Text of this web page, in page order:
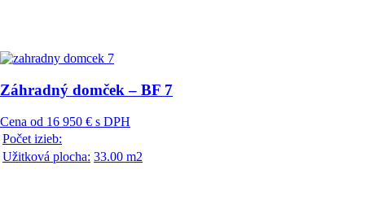
Záhradný domček – BF 7
Cena od 16 950 € s DPH
Počet izieb:
Užitková plocha: 33.00 m2